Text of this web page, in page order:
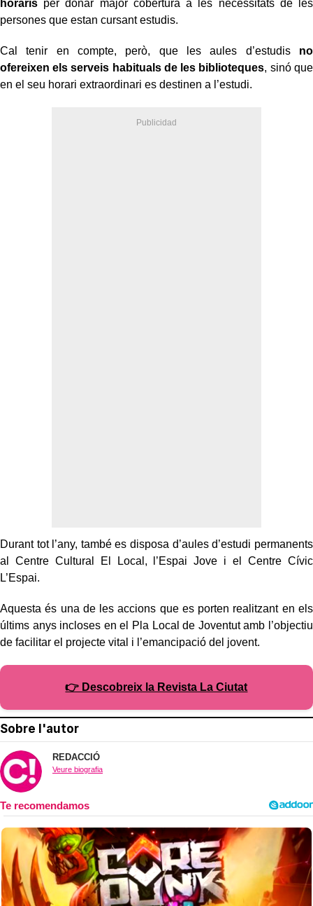
horaris per donar major cobertura a les necessitats de les
persones que estan cursant estudis.
Cal tenir en compte, però, que les aules d’estudis no
ofereixen els serveis habituals de les biblioteques, sinó que
en el seu horari extraordinari es destinen a l’estudi.
Durant tot l’any, també es disposa d’aules d’estudi permanents
al Centre Cultural El Local, l’Espai Jove i el Centre Cívic
L’Espai.
Aquesta és una de les accions que es porten realitzant en els
últims anys incloses en el Pla Local de Joventut amb l’objectiu
de facilitar el projecte vital i l’emancipació del jovent.
👉 Descobreix la Revista La Ciutat
Sobre l'autor
REDACCIÓ
Veure biografia